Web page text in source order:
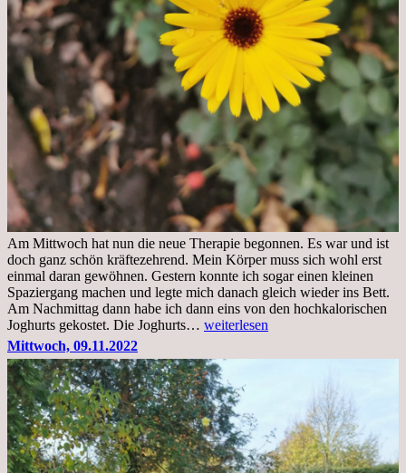
Am Mittwoch hat nun die neue Therapie begonnen. Es war und ist
doch ganz schön kräftezehrend. Mein Körper muss sich wohl erst
einmal daran gewöhnen. Gestern konnte ich sogar einen kleinen
Spaziergang machen und legte mich danach gleich wieder ins Bett.
Am Nachmittag dann habe ich dann eins von den hochkalorischen
Joghurts gekostet. Die Joghurts… Freitag,
Therapie
Beginn
gut
überstanden
weiterlesen
Mittwoch, 09.11.2022